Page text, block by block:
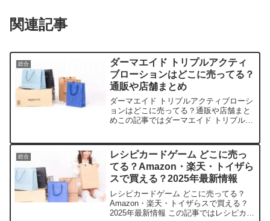
関連記事
総合
ダーマエイド トリプルアクティ
ブローションはどこに売ってる？
通販や店舗まとめ
ダーマエイド トリプルアクティブローシ
ョンはどこに売ってる？通販や店舗まと
めこの記事ではダーマエイド トリプルア
を手短に紹介します。販売サイト価格帯
（目安）送料特徴Am...
総合
レシピカードゲーム どこに売っ
てる？Amazon・楽天・トイザら
スで買える？2025年最新情報
レシピカードゲーム どこに売ってる？
Amazon・楽天・トイザらスで買える？
2025年最新情報 この記事ではレシピカー